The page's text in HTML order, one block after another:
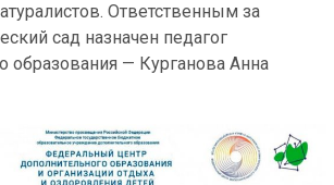
Ответственным за
сад назначен педагог
образования — Курганова Анна